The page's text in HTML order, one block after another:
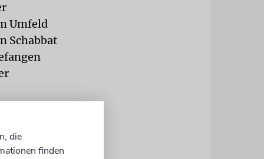
Umfeld
Schabbat
die
die
finden